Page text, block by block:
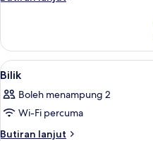
Lihat
semua
foto
untuk
Bilik
22
Bilik
Boleh menampung 2
Wi-Fi percuma
Butiran lanjut
Butiran